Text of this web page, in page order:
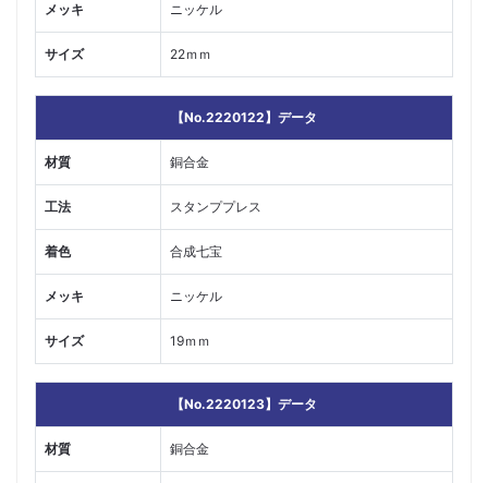
メッキ ニッケル
サイズ 22ｍｍ
【No.2220122】データ
材質 銅合金
工法 スタンププレス
着色 合成七宝
メッキ ニッケル
サイズ 19ｍｍ
【No.2220123】データ
材質 銅合金